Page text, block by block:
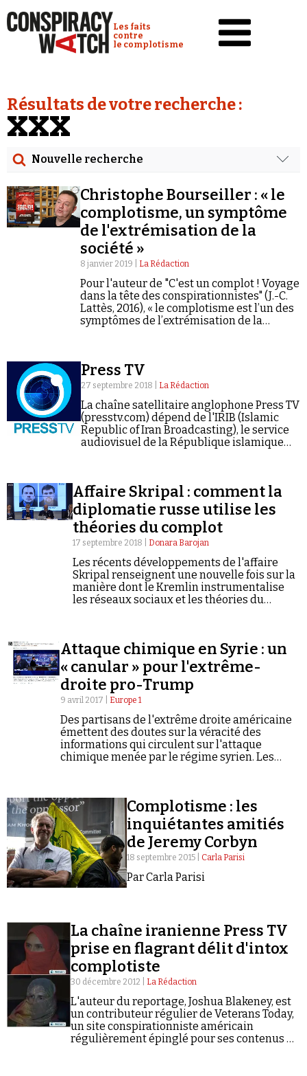
Conspiracy Watch :
Les faits
contre
le complotisme
Analyses
Vidéos
Émissions
Revues de presse
Newsletter
Faire un don
Demander à Vera
Se connecter
Résultats de votre recherche :
XXX
Nouvelle recherche
Date
Rechercher dans tous les contenus
Cibler votre recherche
Rechercher
Christophe Bourseiller : « le
complotisme, un symptôme
de l'extrémisation de la
société »
8 janvier 2019 | La Rédaction
Pour l'auteur de "C'est un complot ! Voyage
dans la tête des conspirationnistes" (J.-C.
Lattès, 2016), « le complotisme est l’un des
symptômes de l’extrémisation de la
Press TV
27 septembre 2018 | La Rédaction
La chaîne satellitaire anglophone Press TV
(presstv.com) dépend de l'IRIB (Islamic
Republic of Iran Broadcasting), le service
audiovisuel de la République islamique
Affaire Skripal : comment la
diplomatie russe utilise les
théories du complot
17 septembre 2018 | Donara Barojan
Les récents développements de l'affaire
Skripal renseignent une nouvelle fois sur la
manière dont le Kremlin instrumentalise
les réseaux sociaux et les théories du
Attaque chimique en Syrie : un
« canular » pour l'extrême-
droite pro-Trump
9 avril 2017 | Europe 1
Des partisans de l'extrême droite américaine
émettent des doutes sur la véracité des
informations qui circulent sur l'attaque
chimique menée par le régime syrien. Les
Complotisme : les
inquiétantes amitiés
18 septembre 2015 | Carla Parisi
Par Carla Parisi
La chaîne iranienne Press TV
prise en flagrant délit d'intox
complotiste
30 décembre 2012 | La Rédaction
L'auteur du reportage, Joshua Blakeney, est
un contributeur régulier de Veterans Today,
un site conspirationniste américain
régulièrement épinglé pour ses contenus à